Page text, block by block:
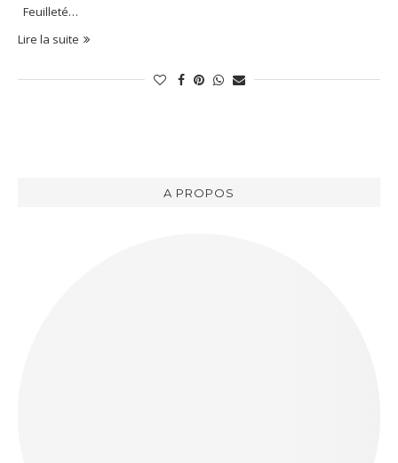
Feuilleté…
Lire la suite
A PROPOS